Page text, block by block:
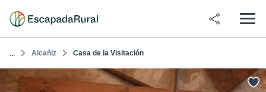
... Alcañiz Casa de la Visitación